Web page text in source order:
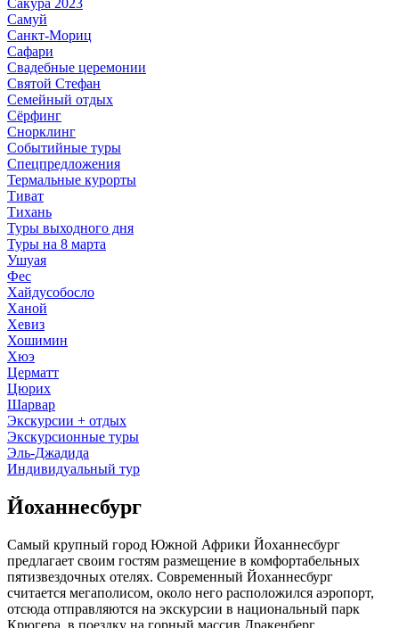
Сакура 2023
Самуй
Санкт-Мориц
Сафари
Свадебные церемонии
Святой Стефан
Семейный отдых
Сёрфинг
Снорклинг
Событийные туры
Спецпредложения
Термальные курорты
Тиват
Тихань
Туры выходного дня
Туры на 8 марта
Ушуая
Фес
Хайдусобосло
Ханой
Хевиз
Хошимин
Хюэ
Церматт
Цюрих
Шарвар
Экскурсии + отдых
Экскурсионные туры
Эль-Джадида
Индивидуальный тур
Йоханнесбург
Самый крупный город Южной Африки Йоханнесбург
предлагает своим гостям размещение в комфортабельных
пятизвездочных отелях. Современный Йоханнесбург
считается мегаполисом, около него расположился аэропорт,
отсюда отправляются на экскурсии в национальный парк
Крюгера, в поездку на горный массив Дракенберг,